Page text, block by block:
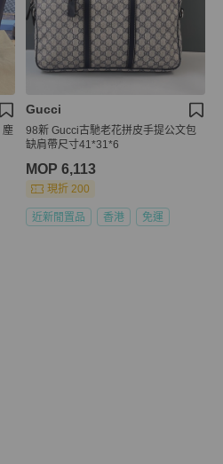
Gucci
98新 Gucci古馳老花拼皮手提公文包
缺肩帶尺寸41*31*6
MOP 6,113
現折 200
近新閒置品 香港 免運